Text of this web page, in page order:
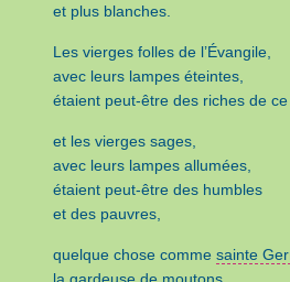
et plus blanches.
Les vierges folles de l’Évangile,
avec leurs lampes éteintes,
étaient peut-être des riches de
et les vierges sages,
avec leurs lampes allumées,
étaient peut-être des humbles
et des pauvres,
quelque chose comme sainte